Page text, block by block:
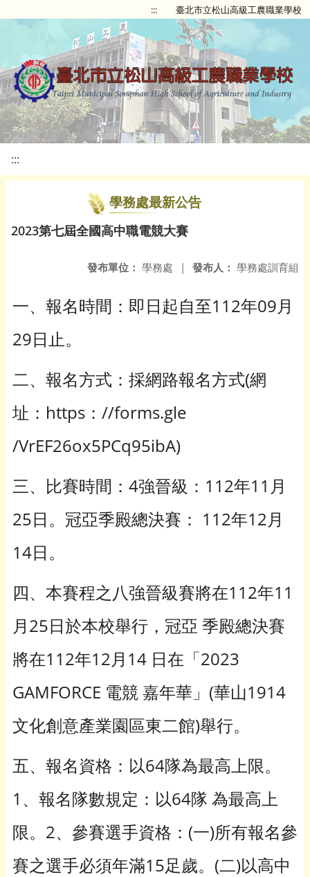
::: 臺北市立松山高級工農職業學校
:::
學務處最新公告
2023第七屆全國高中職電競大賽
發布人： 學務處訓育組
發布單位： 學務處 |
一、報名時間：即日起自至112年09月
29日止。
二、報名方式：採網路報名方式(網
址：https：//forms.gle
/VrEF26ox5PCq95ibA)
三、比賽時間：4強晉級：112年11月
25日。冠亞季殿總決賽： 112年12月
14日。
四、本賽程之八強晉級賽將在112年11
月25日於本校舉行，冠亞 季殿總決賽
將在112年12月14 日在「2023
GAMFORCE 電競 嘉年華」(華山1914
文化創意產業園區東二館)舉行。
五、報名資格：以64隊為最高上限。
1、報名隊數規定：以64隊 為最高上
限。2、參賽選手資格：(一)所有報名參
賽之選手必須年滿15足歲。(二)以高中